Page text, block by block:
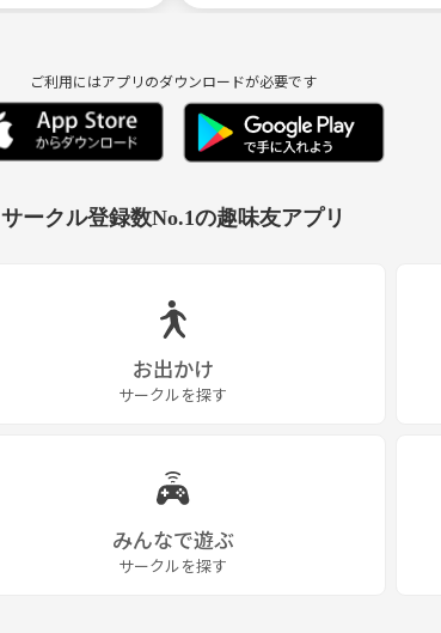
ご利用にはアプリのダウンロードが必要です
サークル登録数No.1の趣味友アプリ
お出かけ
サークルを探す
みんなで遊ぶ
サークルを探す